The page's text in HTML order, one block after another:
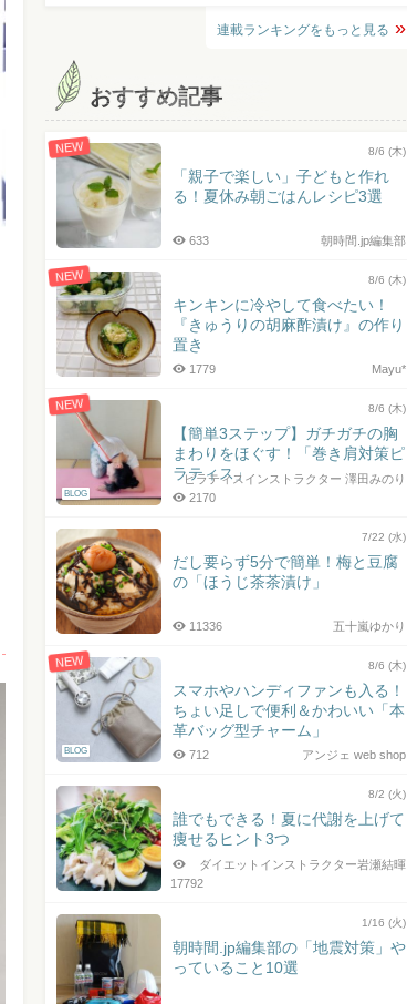
連載ランキングをもっと見る
おすすめ記事
NEW 8/6 (木)
「親子で楽しい」子どもと作れ
る！夏休み朝ごはんレシピ3選
朝時間.jp編集部
633
NEW 8/6 (木)
キンキンに冷やして食べたい！
『きゅうりの胡麻酢漬け』の作り
置き
Mayu*
1779
NEW
BLOG
8/6 (木)
【簡単3ステップ】ガチガチの胸
まわりをほぐす！「巻き肩対策ピ
ラティス」
ピラティスインストラクター 澤田みのり
2170
7/22 (水)
だし要らず5分で簡単！梅と豆腐
の「ほうじ茶茶漬け」
五十嵐ゆかり
11336
NEW
BLOG
8/6 (木)
スマホやハンディファンも入る！
ちょい足しで便利＆かわいい「本
革バッグ型チャーム」
アンジェ web shop
712
8/2 (火)
誰でもできる！夏に代謝を上げて
痩せるヒント3つ
ダイエットインストラクター岩瀬結暉
17792
1/16 (火)
朝時間.jp編集部の「地震対策」や
っていること10選